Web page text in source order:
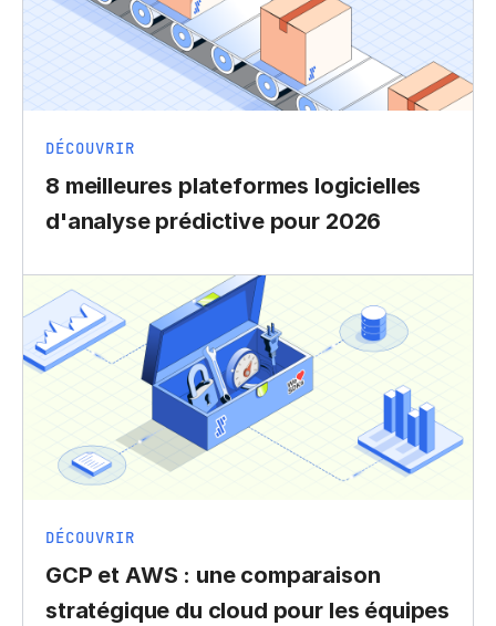
DÉCOUVRIR
8 meilleures plateformes logicielles
d'analyse prédictive pour 2026
DÉCOUVRIR
GCP et AWS : une comparaison
stratégique du cloud pour les équipes